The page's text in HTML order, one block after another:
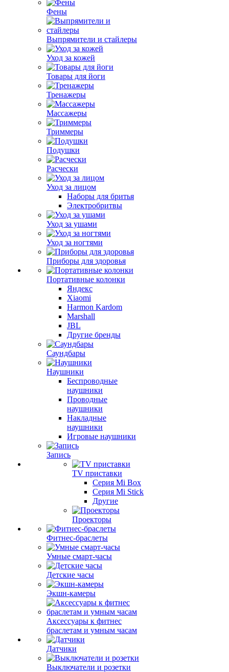
Фены
Выпрямители и стайлеры
Уход за кожей
Товары для йоги
Тренажеры
Массажеры
Триммеры
Подушки
Расчески
Уход за лицом
Наборы для бритья
Электробритвы
Уход за ушами
Уход за ногтями
Приборы для здоровья
Портативные колонки
Яндекс
Xiaomi
Harmon Kardom
Marshall
JBL
Другие бренды
Саундбары
Наушники
Беспроводные
наушники
Проводные
наушники
Накладные
наушники
Игровые наушники
Запись
TV приставки
Серия Mi Box
Серия Mi Stick
Другие
Проекторы
Фитнес-браслеты
Умные смарт-часы
Детские часы
Экшн-камеры
Аксессуары к фитнес
браслетам и умным часам
Датчики
Выключатели и розетки